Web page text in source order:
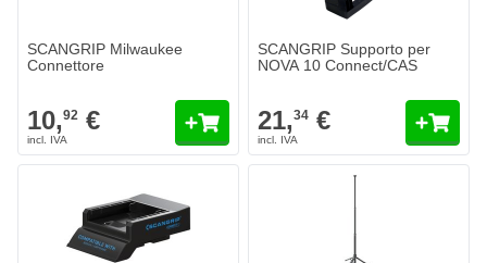
SCANGRIP Milwaukee
Connettore
10,92 €
SCANGRIP Supporto per
NOVA 10 Connect/CAS
21,34 €